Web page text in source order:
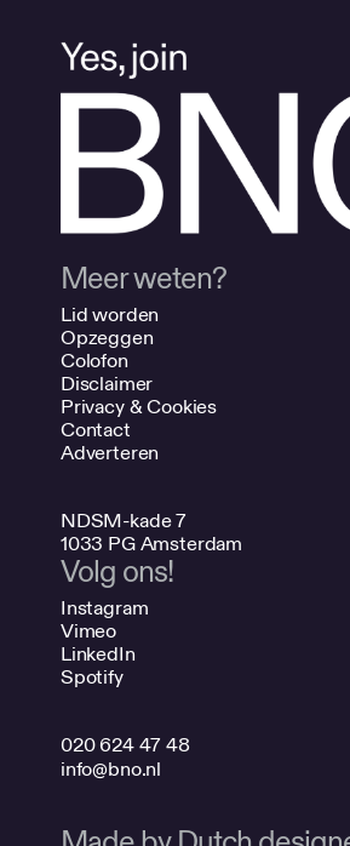
Meer weten?
Lid worden
Opzeggen
Colofon
Disclaimer
Privacy & Cookies
Contact
Adverteren
NDSM-kade 7
1033 PG Amsterdam
Volg ons!
Instagram
Vimeo
LinkedIn
Spotify
020 624 47 48
info@bno.nl